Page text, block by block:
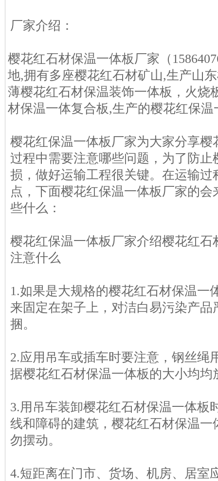
厂家介绍：
樱花红石材保温一体板厂家（
地,拥有多座樱花红石材矿山,生产山
薄樱花红石材保温装饰一体板，火烧
材保温一体复合板,生产的樱花红保
樱花红保温一体板厂家为大家分享
过程中需要注意哪些问题，为了防
损，做好运输工程很关键。在运输
点，下面樱花红保温一体板厂家的
些什么：
樱花红保温一体板厂家介绍樱花红
注意什么
1.如果是大规格的樱花红石材保温一
来固定在架子上，对洁白易污染产
捆。
2.应用吊车或插车时要注意，钢丝绳
据樱花红石材保温一体板的大小均均
3.用吊车装卸樱花红石材保温一体板
线和障碍的建筑，樱花红石材保温
勿摆动。
4.短距离在门市、货场、机房、居室